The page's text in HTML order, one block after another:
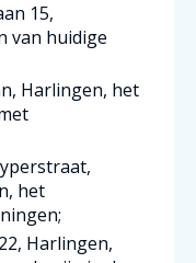
15,
van huidige
Harlingen, het
het
Harlingen,